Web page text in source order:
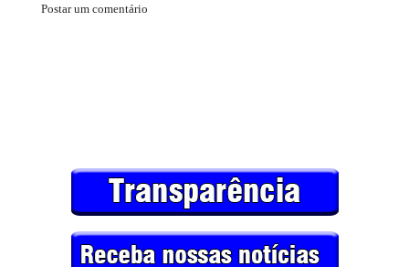
Postar um comentário